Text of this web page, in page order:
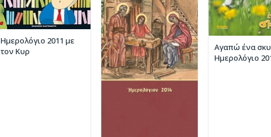
Ημερολόγιο 2011 με
τον Κυρ
Αγαπώ ένα
Ημερολόγιο